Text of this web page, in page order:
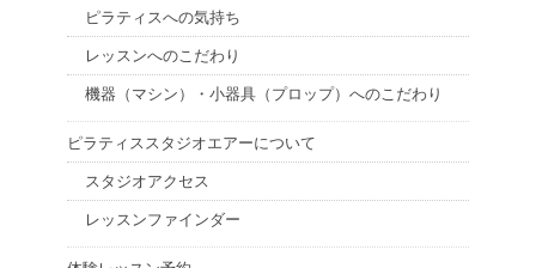
ピラティスへの気持ち
レッスンへのこだわり
機器（マシン）・小器具（プロップ）へのこだわり
ピラティススタジオエアーについて
スタジオアクセス
レッスンファインダー